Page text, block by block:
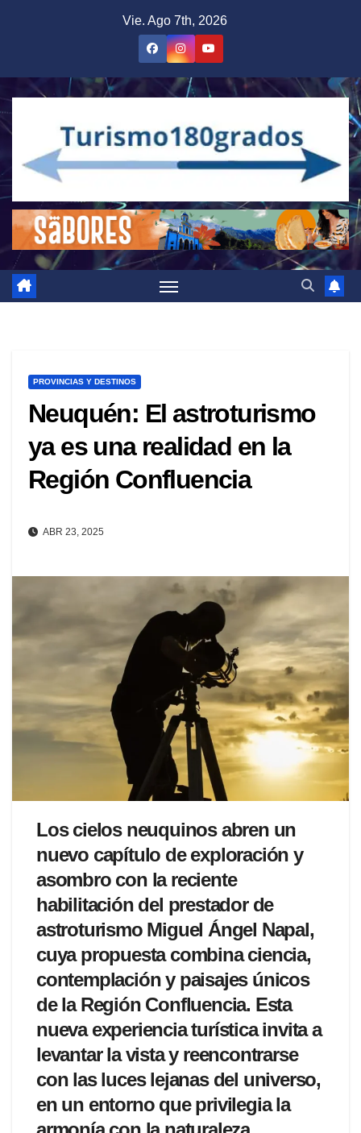
Vie. Ago 7th, 2026
PROVINCIAS Y DESTINOS
Neuquén: El astroturismo
ya es una realidad en la
Región Confluencia
ABR 23, 2025
Los cielos neuquinos abren un
nuevo capítulo de exploración y
asombro con la reciente
habilitación del prestador de
astroturismo Miguel Ángel Napal,
cuya propuesta combina ciencia,
contemplación y paisajes únicos
de la Región Confluencia. Esta
nueva experiencia turística invita a
levantar la vista y reencontrarse
con las luces lejanas del universo,
en un entorno que privilegia la